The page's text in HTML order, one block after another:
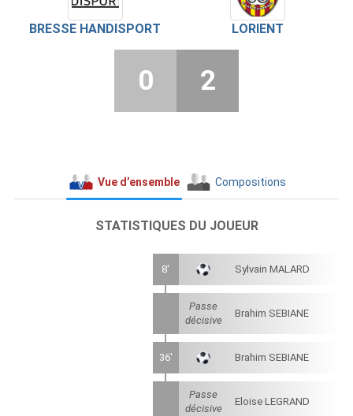
BRESSE HANDISPORT LORIENT
0 2
Vue d’ensemble Compositions
STATISTIQUES DU JOUEUR
8' Sylvain MALARD
Passe
décisive
Brahim SEBIANE
36' Brahim SEBIANE
Passe
décisive
Eloise LEGRAND